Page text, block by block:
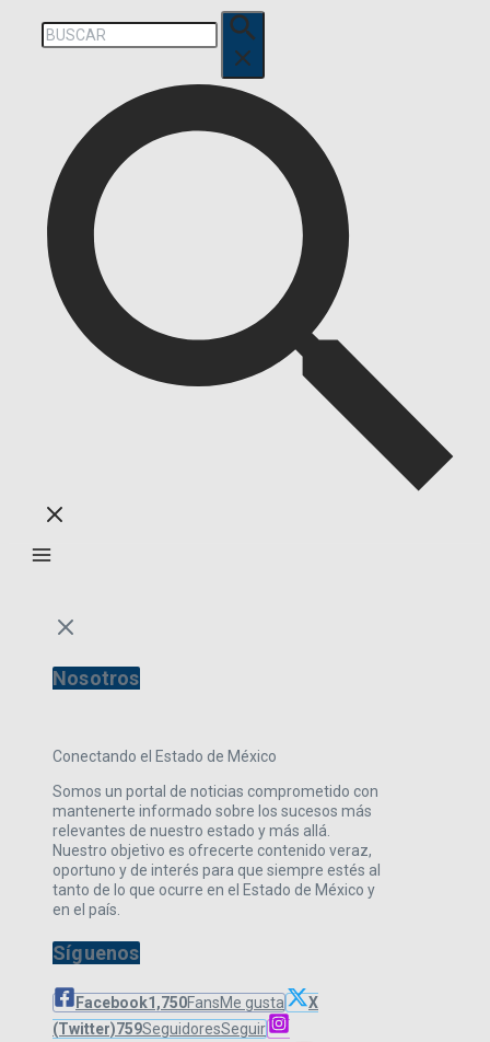
Buscar:
Nosotros
Conectando el Estado de México
Somos un portal de noticias comprometido con
mantenerte informado sobre los sucesos más
relevantes de nuestro estado y más allá.
Nuestro objetivo es ofrecerte contenido veraz,
oportuno y de interés para que siempre estés al
tanto de lo que ocurre en el Estado de México y
en el país.
Síguenos
Facebook1,750FansMe gusta
X
(Twitter)759SeguidoresSeguir